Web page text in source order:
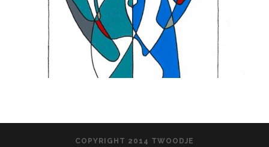
COPYRIGHT 2014 TWOODJE